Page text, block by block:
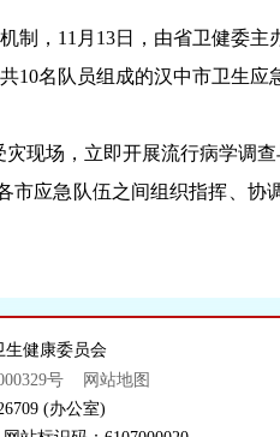
，11月13日，由省卫健委主
10名队员组成的汉中市卫生
现场，立即开展流行病学调查
应急队伍之间组织指挥、协
生健康委员会
号
网站地图
(办公室)